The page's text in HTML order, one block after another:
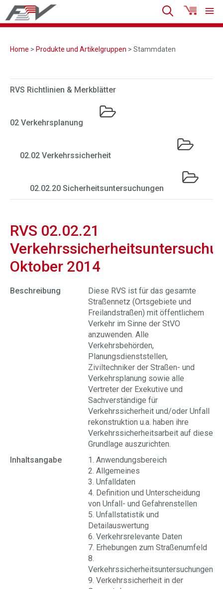
Home > Produkte und Artikelgruppen > Stammdaten
RVS Richtlinien & Merkblätter
02 Verkehrsplanung
02.02 Verkehrssicherheit
02.02.20 Sicherheitsuntersuchungen
RVS 02.02.21
Oktober 2014
Beschreibung
Diese RVS ist für das gesamte
Straßennetz (Ortsgebiete und
Freilandstraßen) mit öffentlichem
Verkehr im Sinne der StVO
anzuwenden. Alle
Verkehrsbehörden,
Planungsdienststellen,
Ziviltechniker der Straßen- und
Verkehrsplanung sowie alle
Vertreter der Exekutive und
Sachverständige für
Verkehrssicherheit und/oder Unfall
rekonstruktion u.a. haben ihre
Verkehrssicherheitsarbeit auf diese
Grundlage auszurichten.
Inhaltsangabe
1. Anwendungsbereich
2. Allgemeines
3. Unfalldaten
4. Definition und Unterscheidung
von Unfall- und Gefahrenstellen
5. Unfallstatistik und
Detailauswertung
6. Verkehrsrelevante Daten
7. Erhebungen zum Straßenumfeld
8.
Verkehrssicherheitsuntersuchungen
9. Verkehrssicherheit in der